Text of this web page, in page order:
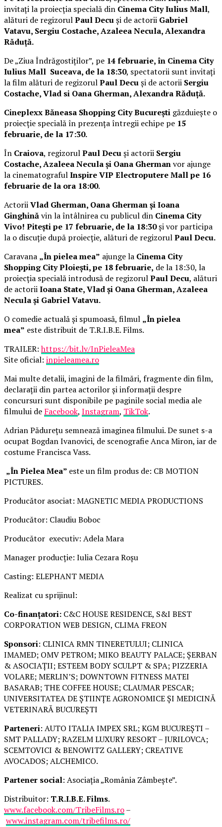
invitați la proiecția specială din Cinema City Iulius Mall,
alături de regizorulPaul Decuși de actorii Gabriel
Vatavu, Sergiu Costache, Azaleea Necula, Alexandra
Răduță.
De „Ziua Îndrăgostiților”, pe 14 februarie, în Cinema City
Iulius Mall Suceava, de la 18:30, spectatorii sunt invitați
la film alături de regizorulPaul Decuși de actorii Sergiu
Costache, Vlad si Oana Gherman, Alexandra Răduță.
Cineplexx Băneasa Shopping City București găzduiește o
proiecție specială în prezența întregii echipe pe 15
februarie, de la 17:30.
În Craiova, regizorulPaul Decuși actorii Sergiu
Costache, Azaleea Necula și Oana Ghermanvor ajunge
la cinematografulInspire VIP Electroputere Mall pe 16
februarie de la ora 18:00.
ActoriiVlad Gherman, Oana Gherman și Ioana
Ginghinăvin la întâlnirea cu publicul din Cinema City
Vivo! Pitești pe 17 februarie, de la 18:30și vor participa
la o discuție după proiecție, alături de regizorulPaul Decu.
Caravana „În pielea mea” ajunge la Cinema City
Shopping City Ploiești, pe 18 februarie, de la 18:30, la
proiecția specială introdusă de regizorulPaul Decu, alături
de actoriiIoana State, Vlad și Oana Gherman, Azaleea
Necula și Gabriel Vatavu.
O comedie actuală și spumoasă, filmul „În pielea
mea” este distribuit de T.R.I.B.E. Films.
TRAILER:https://bit.ly/InPieleaMea
Site oficial: inpieleamea.ro
Mai multe detalii, imagini de la filmări, fragmente din film,
declarații din partea actorilor și informații despre
concursuri sunt disponibile pe paginile social media ale
filmului de Facebook, Instagram, TikTok.
Adrian Pădurețu semnează imaginea filmului. De sunet s-a
ocupat Bogdan Ivanovici, de scenografie Anca Miron, iar de
costume Francisca Vass.
„În Pielea Mea” este un film produs de: CB MOTION
PICTURES.
Producător asociat: MAGNETIC MEDIA PRODUCTIONS
Producător: Claudiu Boboc
Producător executiv: Adela Mara
Manager producție: Iulia Cezara Roșu
Casting: ELEPHANT MEDIA
Realizat cu sprijinul:
Co-finanțatori: C&C HOUSE RESIDENCE, S&I BEST
CORPORATION WEB DESIGN, CLIMA FREON
Sponsori: CLINICA RMN TINERETULUI; CLINICA
IMAMED; OMV PETROM; MIKO BEAUTY PALACE; ȘERBAN
& ASOCIAȚII; ESTEEM BODY SCULPT & SPA; PIZZERIA
VOLARE; MERLIN’S; DOWNTOWN FITNESS MATEI
BASARAB; THE COFFEE HOUSE; CLAUMAR PESCAR;
UNIVERSITATEA DE ȘTIINȚE AGRONOMICE ȘI MEDICINĂ
VETERINARĂ BUCUREȘTI
Parteneri: AUTO ITALIA IMPEX SRL; KGM BUCUREȘTI –
SMT PALLADY; RAZELM LUXURY RESORT – JURILOVCA;
SCEMTOVICI & BENOWITZ GALLERY; CREATIVE
AVOCADOS; ALCHEMICO.
Partener social: Asociația „România Zâmbește”.
Distribuitor: T.R.I.B.E. Films.
www.facebook.com/TribeFilms.ro–
www.instagram.com/tribefilms.ro/